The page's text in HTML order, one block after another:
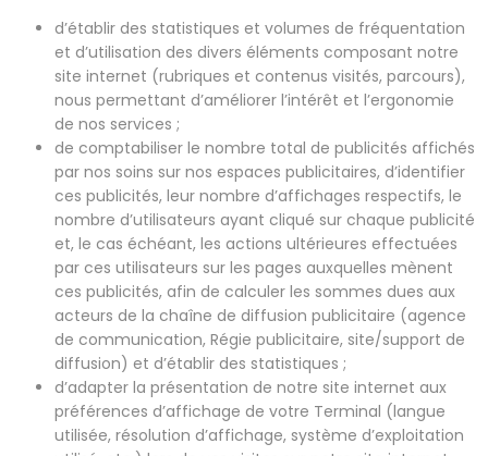
d’établir des statistiques et volumes de fréquentation
et d’utilisation des divers éléments composant notre
site internet (rubriques et contenus visités, parcours),
nous permettant d’améliorer l’intérêt et l’ergonomie
de nos services ;
de comptabiliser le nombre total de publicités affichés
par nos soins sur nos espaces publicitaires, d’identifier
ces publicités, leur nombre d’affichages respectifs, le
nombre d’utilisateurs ayant cliqué sur chaque publicité
et, le cas échéant, les actions ultérieures effectuées
par ces utilisateurs sur les pages auxquelles mènent
ces publicités, afin de calculer les sommes dues aux
acteurs de la chaîne de diffusion publicitaire (agence
de communication, Régie publicitaire, site/support de
diffusion) et d’établir des statistiques ;
d’adapter la présentation de notre site internet aux
préférences d’affichage de votre Terminal (langue
utilisée, résolution d’affichage, système d’exploitation